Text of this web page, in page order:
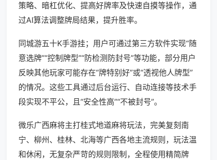
策略、暗杠优化、提高好牌率及快速自摸等操作，通
过AI算法调整牌局结果，提升胜率。
同城游五十K手游挂；用户可通过第三方软件实现“随
意选牌”“控制牌型”“防检测防封号”等功能，部分用户
反映其他玩家可能存在“牌特别好”或“透视他人牌型”
的情况。这些工具通过后台运行、自动连接等技术手
段实现不平公，且“安全性高”“不被封号”。
微乐广西麻将主打桂式地道麻将玩法，完美复刻南
宁、柳州、桂林、北海等广西各地主流规则，玩法温
和休闲，无复杂严苛的规则限制，全程使用精简牌